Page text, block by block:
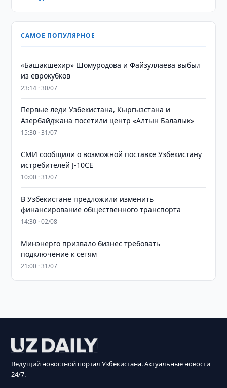
САМОЕ ПОПУЛЯРНОЕ
«Башакшехир» Шомуродова и Файзуллаева выбыл
из еврокубков
23:14 · 30/07
Первые леди Узбекистана, Кыргызстана и
Азербайджана посетили центр «Алтын Балалык»
15:30 · 31/07
СМИ сообщили о возможной поставке Узбекистану
истребителей J-10CE
10:00 · 31/07
В Узбекистане предложили изменить
финансирование общественного транспорта
14:30 · 02/08
Минэнерго призвало бизнес требовать
подключение к сетям
21:00 · 31/07
Ведущий новостной портал Узбекистана. Актуальные новости
24/7.